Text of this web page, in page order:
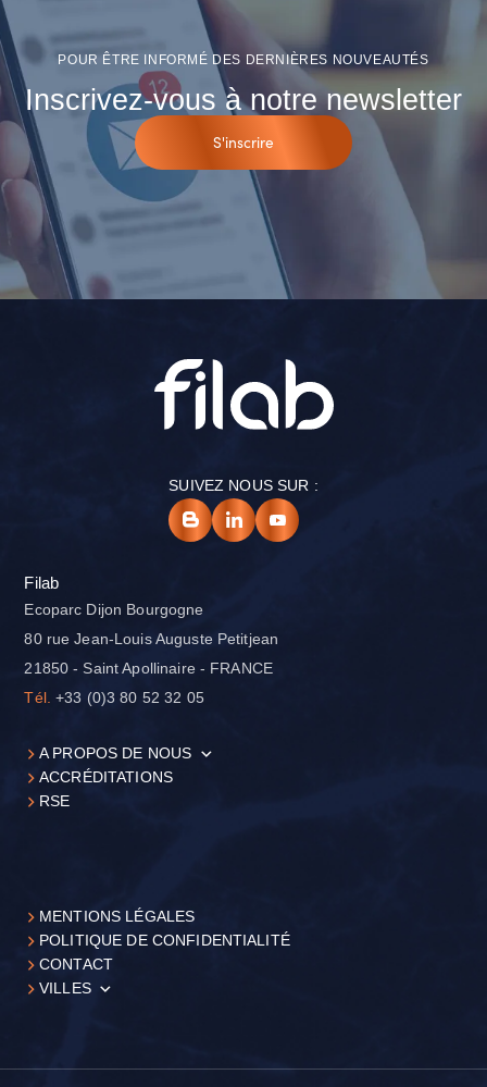
POUR ÊTRE INFORMÉ DES DERNIÈRES NOUVEAUTÉS
Inscrivez-vous à notre newsletter
S'inscrire
SUIVEZ NOUS SUR :
Filab
Ecoparc Dijon Bourgogne
80 rue Jean-Louis Auguste Petitjean
21850 - Saint Apollinaire - FRANCE
Tél. +33 (0)3 80 52 32 05
A PROPOS DE NOUS
ACCRÉDITATIONS
RSE
MENTIONS LÉGALES
POLITIQUE DE CONFIDENTIALITÉ
CONTACT
VILLES